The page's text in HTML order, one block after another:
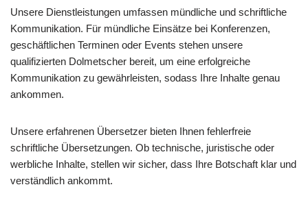
Unsere Dienstleistungen umfassen mündliche und schriftliche
Kommunikation. Für mündliche Einsätze bei Konferenzen,
geschäftlichen Terminen oder Events stehen unsere
qualifizierten Dolmetscher bereit, um eine erfolgreiche
Kommunikation zu gewährleisten, sodass Ihre Inhalte genau
ankommen.
Unsere erfahrenen Übersetzer bieten Ihnen fehlerfreie
schriftliche Übersetzungen. Ob technische, juristische oder
werbliche Inhalte, stellen wir sicher, dass Ihre Botschaft klar und
verständlich ankommt.